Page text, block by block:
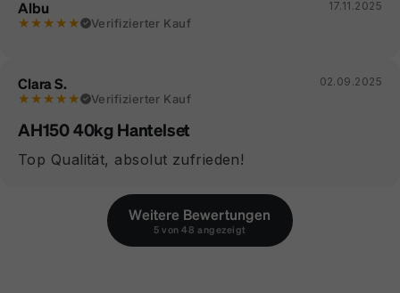
Albu
★★★★★ Verifizierter Kauf
17.11.2025
Clara S.
★★★★★ Verifizierter Kauf
02.09.2025
AH150 40kg Hantelset
Top Qualität, absolut zufrieden!
Weitere Bewertungen
5 von 48 angezeigt